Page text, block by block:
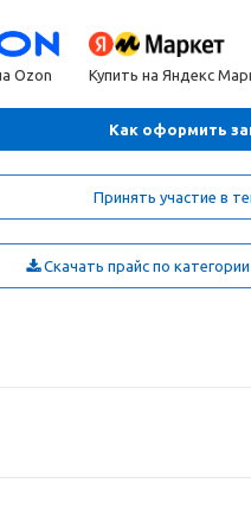
Ozon Купить на Яндекс
Как оформить
Принять участие в
Скачать прайс по